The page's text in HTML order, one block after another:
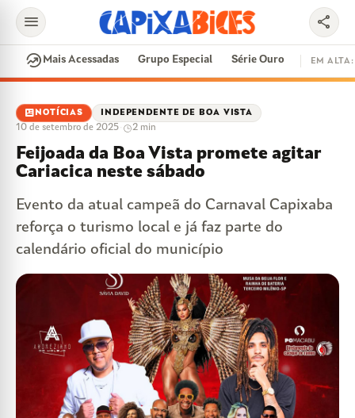
search
EM ALTA
CONTRATAÇÕES VAI E VEM
DISPUTA DE SAMBA SAMBA-ENREDO
PARINTINS EVENTOS
menu share
whatshot Mais Acessadas Grupo Especial Série Ouro EM ALTA:
newsmode NOTÍCIAS INDEPENDENTE DE BOA VISTA
10 de setembro de 2025· 2 min
Feijoada da Boa Vista promete agitar
Cariacica neste sábado
Evento da atual campeã do Carnaval Capixaba
reforça o turismo local e já faz parte do
calendário oficial do município